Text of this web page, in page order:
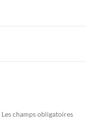
Les champs obligatoires